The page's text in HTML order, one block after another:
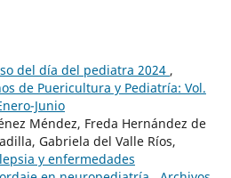
del día del pediatra 2024 ,
de Puericultura y Pediatría: Vol.
Junio
Méndez, Freda Hernández de
Gabriela del Valle Ríos,
y enfermedades